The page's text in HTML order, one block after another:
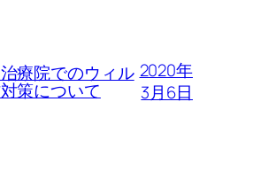
療院でのウィル
策について
2020年
3月6日